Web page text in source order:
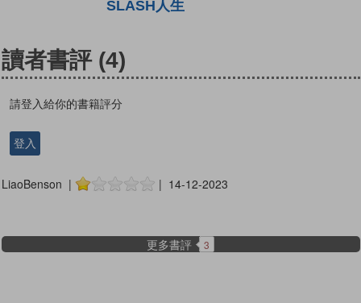
SLASH人生
讀者書評 (4)
請登入給你的書籍評分
登入
LiaoBenson | | 14-12-2023
更多書評 3